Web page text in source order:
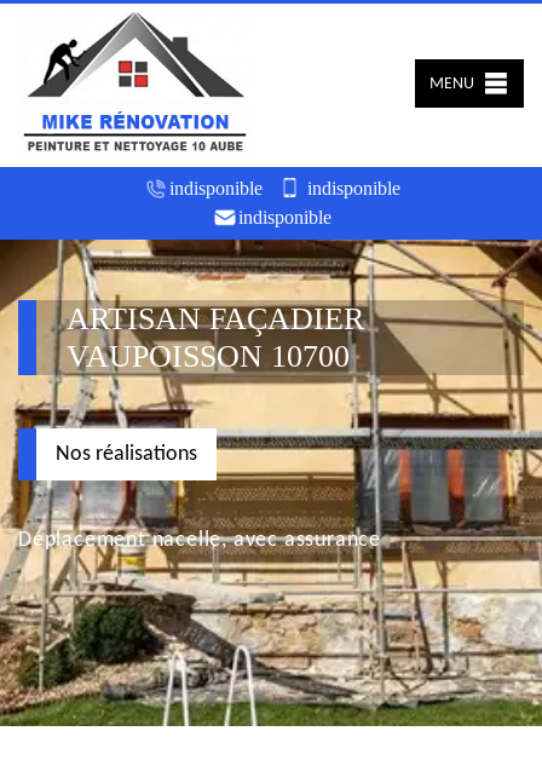
indisponible
indisponible
indisponible
MENU
ARTISAN FAÇADIER
VAUPOISSON 10700
Nos réalisations
Déplacement nacelle, avec assurance